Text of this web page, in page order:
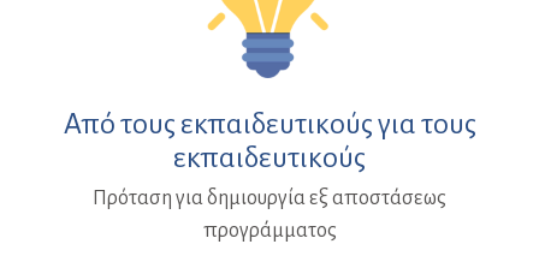
Από τους εκπαιδευτικούς για τους
εκπαιδευτικούς
Πρόταση για δημιουργία εξ αποστάσεως
προγράμματος